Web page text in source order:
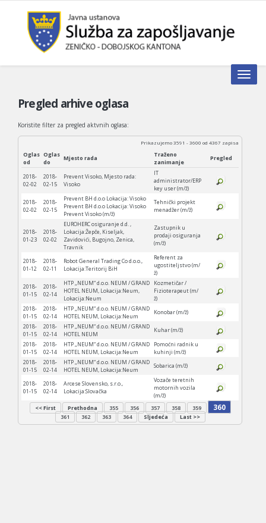
Toggle
Pregled arhive oglasa
Koristite filter za pregled aktvnih oglasa:
Prikazujemo 3591 - 3600 od 4367 zapisa
Oglas
od
Oglas
do
Mjesto rada
Traženo
zanimanje
Pregled
2018-
02-02
2018-
02-15
Prevent Visoko, Mjesto rada:
Visoko
IT
administrator/ERP
key user (m/ž)
2018-
02-02
2018-
02-15
Prevent BH d.o.o Lokacija: Visoko
Prevent BH d.o.o Lokacija: Visoko
Prevent Visoko (m/ž)
Tehnički projekt
menadžer (m/ž)
2018-
01-23
2018-
02-02
EUROHERC osiguranje d.d. ,
Lokacija:Žepče, Kiseljak,
Zavidovići, Bugojno, Zenica,
Travnik
Zastupnik u
prodaji osiguranja
(m/ž)
2018-
01-12
2018-
02-11
Robot General Trading Co d.o.o.,
Lokacija:Teritorij BiH
Referent za
ugostiteljstvo (m/
ž)
2018-
01-15
2018-
02-14
HTP „NEUM“ d.o.o. NEUM / GRAND
HOTEL NEUM, Lokacija:Neum,
Lokacija:Neum
Kozmetičar /
Fizioterapeut (m/
ž)
2018-
01-15
2018-
02-14
HTP „NEUM“ d.o.o. NEUM / GRAND
HOTEL NEUM, Lokacija:Neum
Konobar (m/ž)
2018-
01-15
2018-
02-14
HTP „NEUM“ d.o.o. NEUM / GRAND
HOTEL NEUM
Kuhar (m/ž)
2018-
01-15
2018-
02-14
HTP „NEUM“ d.o.o. NEUM / GRAND
HOTEL NEUM, Lokacija:Neum
Pomoćni radnik u
kuhinji (m/ž)
2018-
01-15
2018-
02-14
HTP „NEUM“ d.o.o. NEUM / GRAND
HOTEL NEUM, Lokacija:Neum
Sobarica (m/ž)
2018-
01-15
2018-
02-14
Arcese Slovensko, s.r.o.,
Lokacija:Slovačka
Vozače teretnih
motornih vozila
(m/ž)
<< First
Prethodna 355 356 357 358 359 360
361 362 363 364 Sljedeća Last >>